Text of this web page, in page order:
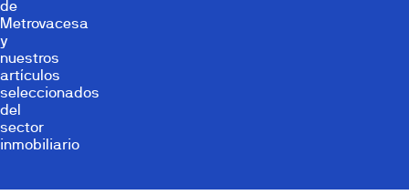
de
Metrovacesa
y
nuestros
artículos
seleccionados
del
sector
inmobiliario